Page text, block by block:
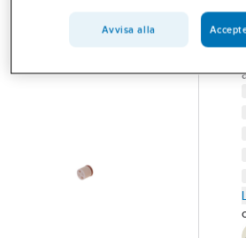
Avvisa alla